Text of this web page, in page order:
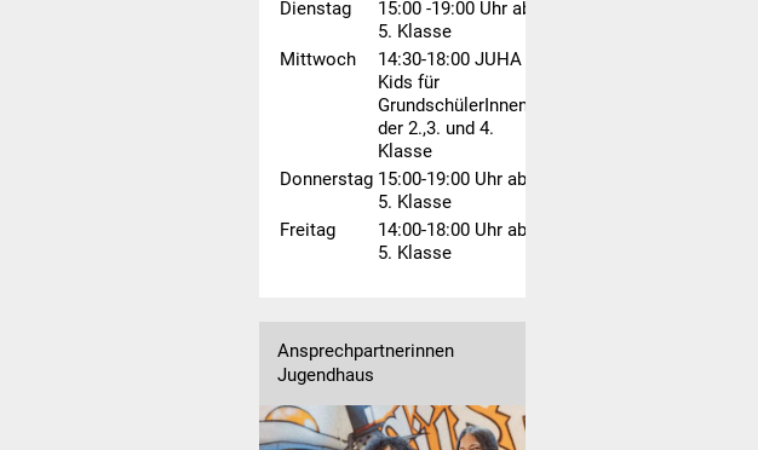
Dienstag
15:00 -19:00 Uhr ab
5. Klasse
Mittwoch
14:30-18:00 JUHA
Kids für
GrundschülerInnen
der 2.,3. und 4.
Klasse
Donnerstag 15:00-19:00 Uhr ab
5. Klasse
Freitag
14:00-18:00 Uhr ab
5. Klasse
Ansprechpartnerinnen
Jugendhaus